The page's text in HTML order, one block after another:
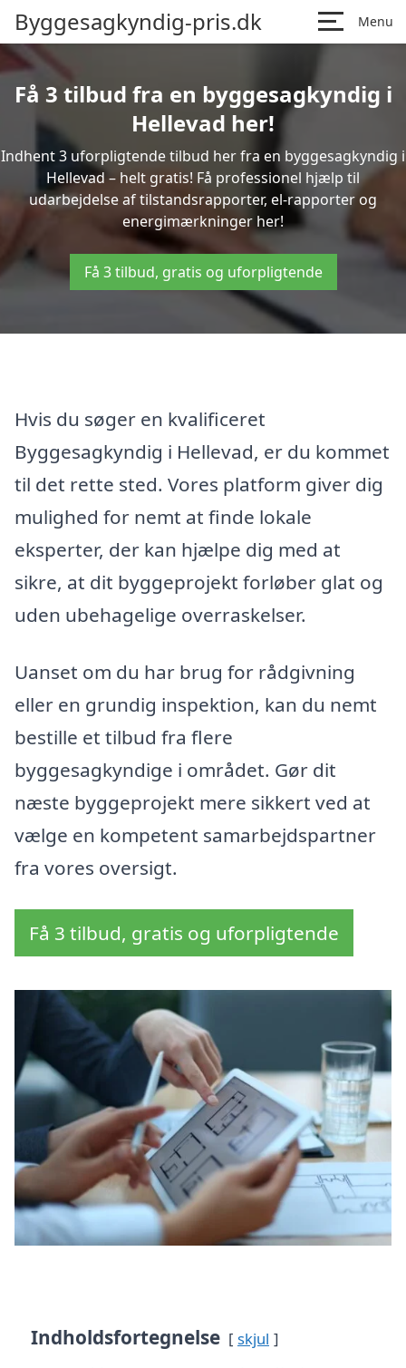
Byggesagkyndig-pris.dk Menu
Få 3 tilbud fra en byggesagkyndig i
Hellevad her!
Indhent 3 uforpligtende tilbud her fra en byggesagkyndig i
Hellevad – helt gratis! Få professionel hjælp til
udarbejdelse af tilstandsrapporter, el-rapporter og
energimærkninger her!
Få 3 tilbud, gratis og uforpligtende
Hvis du søger en kvalificeret
Byggesagkyndig i Hellevad, er du kommet
til det rette sted. Vores platform giver dig
mulighed for nemt at finde lokale
eksperter, der kan hjælpe dig med at
sikre, at dit byggeprojekt forløber glat og
uden ubehagelige overraskelser.
Uanset om du har brug for rådgivning
eller en grundig inspektion, kan du nemt
bestille et tilbud fra flere
byggesagkyndige i området. Gør dit
næste byggeprojekt mere sikkert ved at
vælge en kompetent samarbejdspartner
fra vores oversigt.
Få 3 tilbud, gratis og uforpligtende
Indholdsfortegnelse skjul